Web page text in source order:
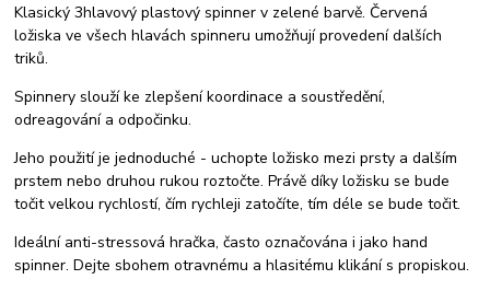
Klasický 3hlavový plastový spinner v zelené barvě. Červená
ložiska ve všech hlavách spinneru umožňují provedení dalších
triků.
Spinnery slouží ke zlepšení koordinace a soustředění,
odreagování a odpočinku.
Jeho použití je jednoduché - uchopte ložisko mezi prsty a dalším
prstem nebo druhou rukou roztočte. Právě díky ložisku se bude
točit velkou rychlostí, čím rychleji zatočíte, tím déle se bude točit.
Ideální anti-stressová hračka, často označována i jako hand
spinner. Dejte sbohem otravnému a hlasitému klikání s propiskou.